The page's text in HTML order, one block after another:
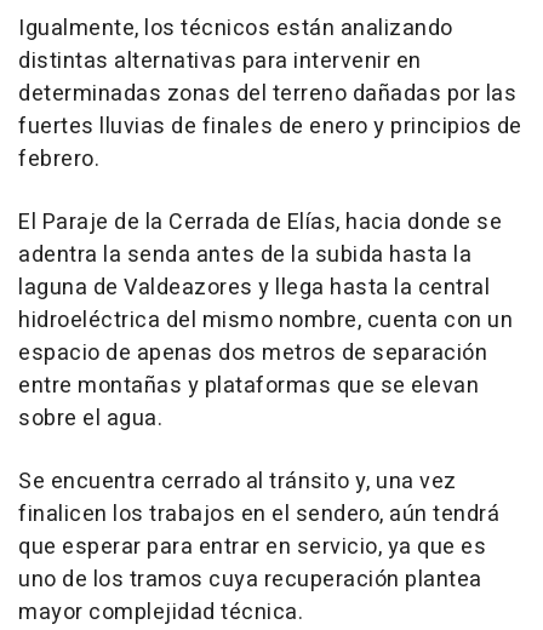
Igualmente, los técnicos están analizando
distintas alternativas para intervenir en
determinadas zonas del terreno dañadas por las
fuertes lluvias de finales de enero y principios de
febrero.
El Paraje de la Cerrada de Elías, hacia donde se
adentra la senda antes de la subida hasta la
laguna de Valdeazores y llega hasta la central
hidroeléctrica del mismo nombre, cuenta con un
espacio de apenas dos metros de separación
entre montañas y plataformas que se elevan
sobre el agua.
Se encuentra cerrado al tránsito y, una vez
finalicen los trabajos en el sendero, aún tendrá
que esperar para entrar en servicio, ya que es
uno de los tramos cuya recuperación plantea
mayor complejidad técnica.